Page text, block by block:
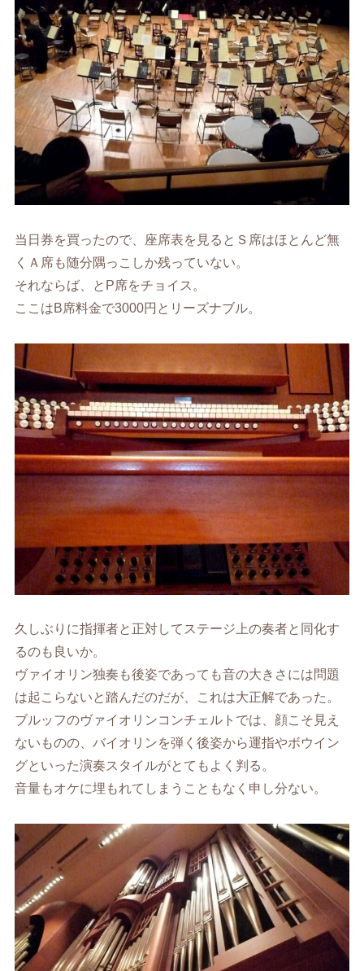
当日券を買ったので、座席表を見るとＳ席はほとんど無
くＡ席も随分隅っこしか残っていない。
それならば、とP席をチョイス。
ここはB席料金で3000円とリーズナブル。
久しぶりに指揮者と正対してステージ上の奏者と同化す
るのも良いか。
ヴァイオリン独奏も後姿であっても音の大きさには問題
は起こらないと踏んだのだが、これは大正解であった。
ブルッフのヴァイオリンコンチェルトでは、顔こそ見え
ないものの、バイオリンを弾く後姿から運指やボウイン
グといった演奏スタイルがとてもよく判る。
音量もオケに埋もれてしまうこともなく申し分ない。